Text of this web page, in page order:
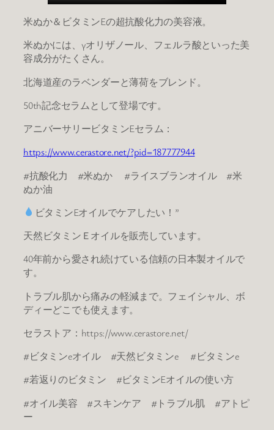
米ぬか＆ビタミンEの超抗酸化力の美容液。
米ぬかには、γオリザノール、フェルラ酸といった美
容成分がたくさん。
北海道産のラベンダーと薄荷をブレンド。
50th記念セラムとして登場です。
アニバーサリービタミンEセラム：
https://www.cerastore.net/?pid=187777944
#抗酸化力 #米ぬか #ライスブランオイル #米
ぬか油
ビタミンEオイルでケアしたい！”
天然ビタミンＥオイルを販売しています。
40年前から愛され続けている信頼の日本製オイルで
す。
トラブル肌から痛みの軽減まで。フェイシャル、ボ
ディーどこでも使えます。
セラストア：https://www.cerastore.net/
#ビタミンeオイル #天然ビタミンe #ビタミンe
#若返りのビタミン #ビタミンEオイルの使い方
#オイル美容 #スキンケア #トラブル肌 #アトピ
ー